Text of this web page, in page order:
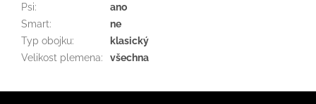
Psi:
ano
Smart:
ne
Typ obojku:
klasický
Velikost plemena: všechna